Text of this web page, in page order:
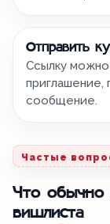
Отправить
Ссылку можно
приглашение,
сообщение.
Частые
Что обычно
вишлиста